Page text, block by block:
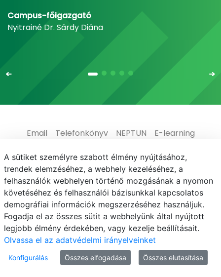
Campus-főigazgató
Nyitrainé Dr. Sárdy Diána
Email Telefonkönyv NEPTUN
E-learning
Médiaközpont
Informatikai Igazgatóság
Adatvédelem
© MATE 2021
A sütiket személyre szabott élmény nyújtásához,
trendek elemzéséhez, a webhely kezeléséhez, a
felhasználók webhelyen történő mozgásának a nyomon
követéséhez és felhasználói bázisunkkal kapcsolatos
demográfiai információk megszerzéséhez használjuk.
Fogadja el az összes sütit a webhelyünk által nyújtott
legjobb élmény érdekében, vagy kezelje beállításait.
Olvassa el az adatvédelmi irányelveinket
Konfigurálás Összes elfogadása Összes elutasítása